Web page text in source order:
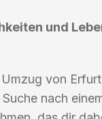
und
von
nach